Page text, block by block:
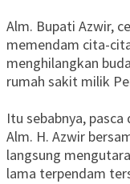
Alm. Bupati Azwir,
memendam cita-
menghilangkan
rumah sakit milik
Itu sebabnya,
Alm. H. Azwir
langsung
lama terpendam